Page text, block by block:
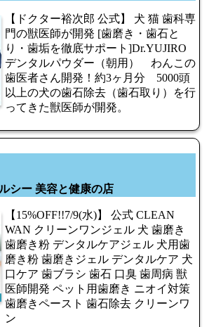
【ドクター裕次郎 公式】 犬 猫 歯科専
門の獣医師が開発 [歯磨き・歯石と
り・歯垢を徹底サポート]Dr.YUJIRO
デンタルパウダー（朝用） わんこの
歯医者さん開発！約3ヶ月分 5000頭
以上の犬の歯石除去（歯石取り）を行
ってきた獣医師が開発。
シー 美容と健康の店
【15%OFF!!7/9(水)】 公式 CLEAN
WAN クリーンワンジェル 犬 歯磨き
歯磨き粉 デンタルケアジェル 犬用歯
磨き粉 歯磨きジェル デンタルケア 犬
口ケア 歯ブラシ 歯石 口臭 歯周病 獣
医師開発 ペット用歯磨き ニオイ対策
歯磨きペースト 歯石除去 クリーンワ
ン